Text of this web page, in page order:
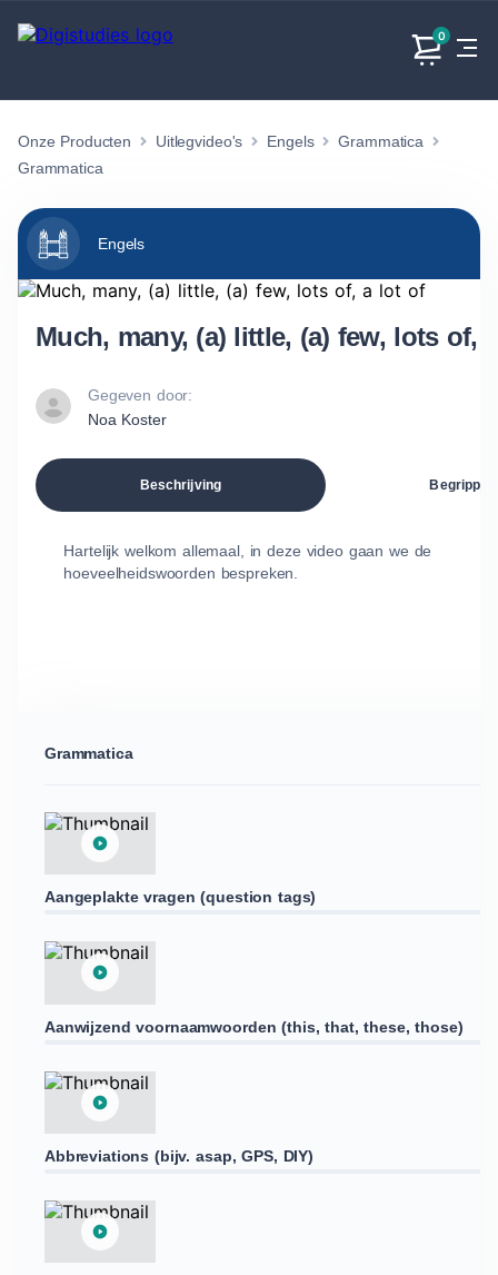
0
Exacte
vakken
vakken.
Taalvakken
vakken.
MaatschappijvakkenProducten
Onze Producten Uitlegvideo's Engels
Grammatica
Grammatica
Engels
Much, many, (a) little, (a) few, lots of,
Gegeven door:
Noa Koster
Beschrijving Begrippen
Hartelijk welkom allemaal, in deze video gaan we de
hoeveelheidswoorden bespreken.
Grammatica
Aangeplakte vragen (question tags)
Aanwijzend voornaamwoorden (this, that, these, those)
Abbreviations (bijv. asap, GPS, DIY)